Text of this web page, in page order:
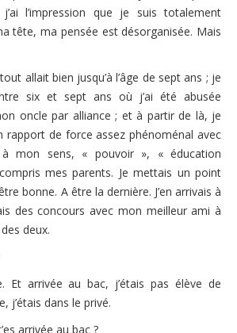
l’impression que je suis totalement
tête, ma pensée est désorganisée. Mais
allait bien jusqu’à l’âge de sept ans ; je
six et sept ans où j’ai été abusée
oncle par alliance ; et à partir de là, je
rapport de force assez phénoménal avec
mon sens, « pouvoir », « éducation
mes parents. Je mettais un point
bonne. A être la dernière. J’en arrivais à
des concours avec mon meilleur ami à
deux.
Et arrivée au bac, j’étais pas élève de
j’étais dans le privé.
arrivée au bac ?